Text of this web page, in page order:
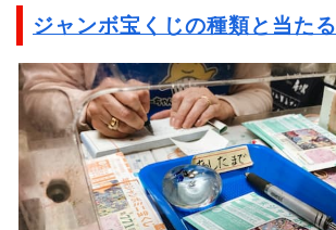
ジャンボ宝くじの種類と当た